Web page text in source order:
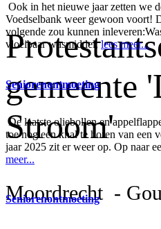
gemeente
Stroom'
Moordrecht -
Ook in het nieuwe jaar zetten we
Voedselbank weer gewoon voort!
volgende zou kunnen
vloeibaar wasmiddel,lees meer...
Seniorenontmoeting
De laatste oliebollen en
toe nog een knal te horen van een
jaar 2025 zit er weer op. Op naar
meer...
Seniorenontmoeting